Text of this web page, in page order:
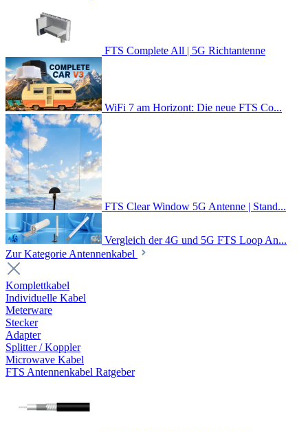
FTS Complete All | 5G Richtantenne
WiFi 7 am Horizont: Die neue FTS Co...
FTS Clear Window 5G Antenne | Stand...
Vergleich der 4G und 5G FTS Loop An...
Zur Kategorie Antennenkabel
Komplettkabel
Individuelle Kabel
Meterware
Stecker
Adapter
Splitter / Koppler
Microwave Kabel
FTS Antennenkabel Ratgeber